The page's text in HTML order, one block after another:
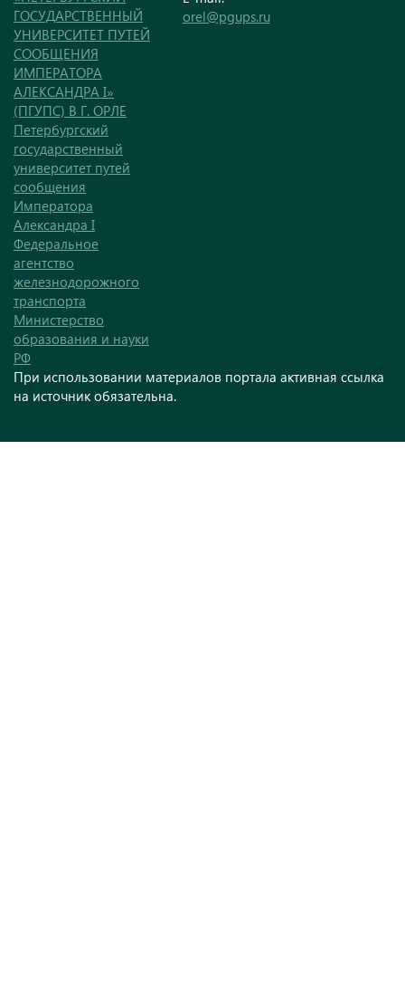
ГОСУДАРСТВЕННЫЙ
УНИВЕРСИТЕТ ПУТЕЙ
СООБЩЕНИЯ
ИМПЕРАТОРА
АЛЕКСАНДРА I»
(ПГУПС) В Г. ОРЛЕ
Петербургский
государственный
университет путей
сообщения
Императора
Александра I
Федеральное
агентство
железнодорожного
транспорта
Министерство
образования и науки
РФ
orel@pgups.ru
При использовании материалов портала активная ссылка
на источник обязательна.